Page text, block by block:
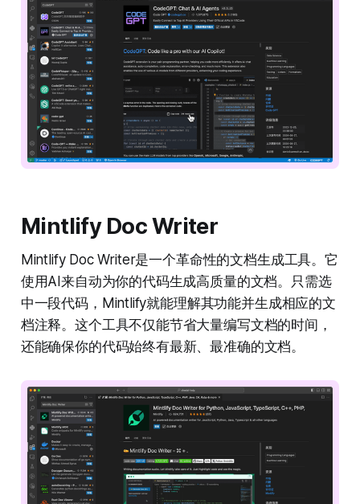
Mintlify Doc Writer
Mintlify Doc Writer是一个革命性的文档生成工具。它
使用AI来自动为你的代码生成高质量的文档。只需选
中一段代码，Mintlify就能理解其功能并生成相应的文
档注释。这个工具不仅能节省大量编写文档的时间，
还能确保你的代码始终有最新、最准确的文档。